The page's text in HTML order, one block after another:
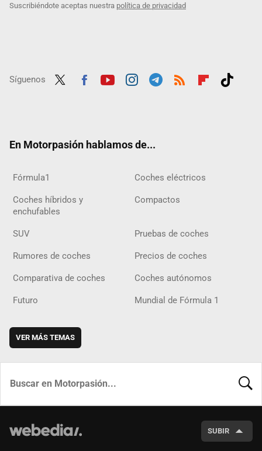
Suscribiéndote aceptas nuestra política de privacidad
Síguenos
En Motorpasión hablamos de...
Fórmula1 Coches eléctricos
Coches híbridos y
enchufables
Compactos
SUV Pruebas de coches
Rumores de coches Precios de coches
Comparativa de coches Coches autónomos
Futuro Mundial de Fórmula 1
VER MÁS TEMAS
SUBIR